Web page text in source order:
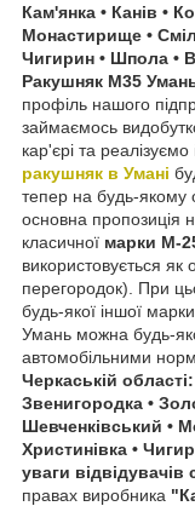
Кам'янка • Канів •
Монастирище •
Чигирин • Шпола •
Ракушняк М35
профіль нашого
займаємось
кар'єрі та реалізуємо
ракушняк в Умані
тепер на будь-якому
основна пропозиція
класичної марки М-
використовується як
перегородок). При
будь-якої іншої
Умань можна будь-
автомобільними
Черкаській
Звенигородка •
Шевченківський •
Христинівка •
уваги відвідувачів
правах виробника